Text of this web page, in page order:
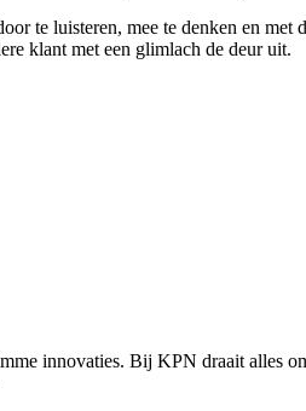
te luisteren, mee te denken en met
klant met een glimlach de deur uit.
innovaties. Bij KPN draait alles